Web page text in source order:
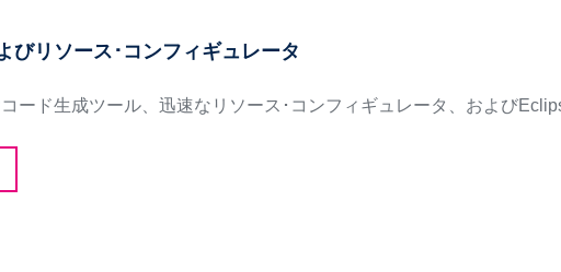
びリソース･コンフィギュレータ
ード生成ツール、迅速なリソース･コンフィギュレータ、および